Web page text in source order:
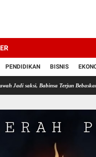
PENDIDIKAN BISNIS
Babinsa Terjun Bebaskan Padi dari